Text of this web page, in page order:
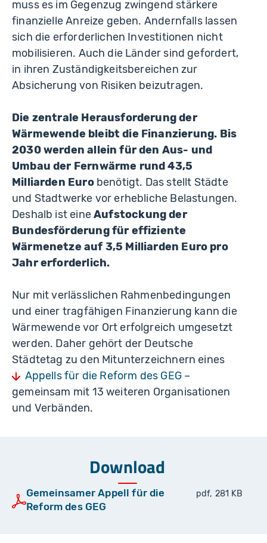
muss es im Gegenzug zwingend stärkere
finanzielle Anreize geben. Andernfalls lassen
sich die erforderlichen Investitionen nicht
mobilisieren. Auch die Länder sind gefordert,
in ihren Zuständigkeitsbereichen zur
Absicherung von Risiken beizutragen.
Die zentrale Herausforderung der
Wärmewende bleibt die Finanzierung. Bis
2030 werden allein für den Aus- und
Umbau der Fernwärme rund 43,5
Milliarden Euro benötigt. Das stellt Städte
und Stadtwerke vor erhebliche Belastungen.
Deshalb ist eineAufstockung der
Bundesförderung für effiziente
Wärmenetze auf 3,5 Milliarden Euro pro
Jahr erforderlich.
Nur mit verlässlichen Rahmenbedingungen
und einer tragfähigen Finanzierung kann die
Wärmewende vor Ort erfolgreich umgesetzt
werden. Daher gehört der Deutsche
Städtetag zu den Mitunterzeichnern eines
Appells für die Reform des GEG–
gemeinsam mit 13 weiteren Organisationen
und Verbänden.
Download
Gemeinsamer Appell für die
Reform des GEG
pdf, 281 KB